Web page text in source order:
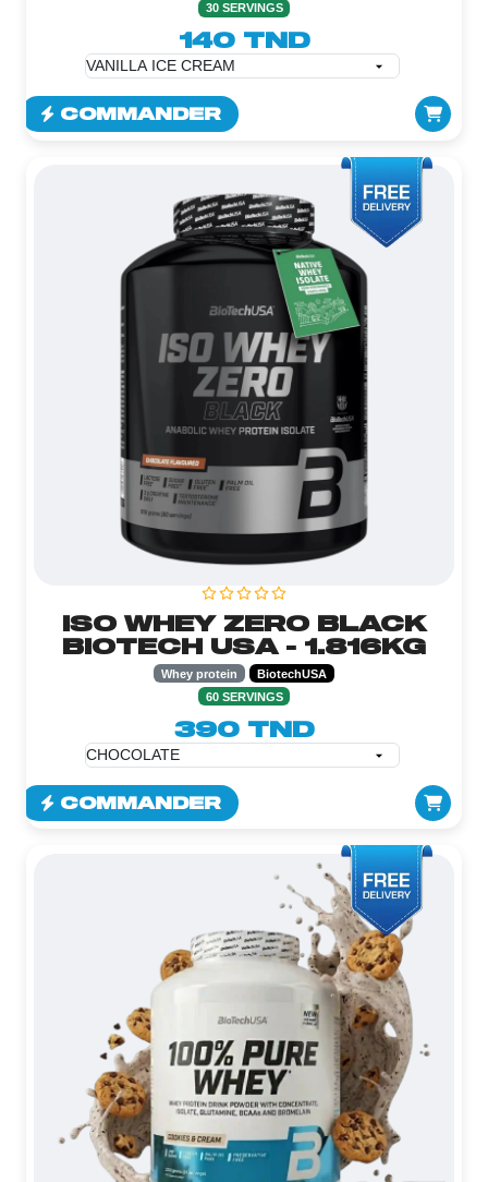
30 SERVINGS
140 TND
COMMANDER
ISO WHEY ZERO BLACK
BIOTECH USA - 1.816KG
Whey protein
BiotechUSA
60 SERVINGS
390 TND
COMMANDER